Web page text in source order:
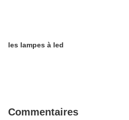
les lampes à led
Commentaires